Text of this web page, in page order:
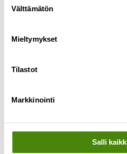
valinta
Välttämätön
Mieltymykset
Tilastot
Markkinointi
Salli
27.4.2023
toimivat jälleen ja
aukioloaikojen mukaisesti
ei toimi tällä